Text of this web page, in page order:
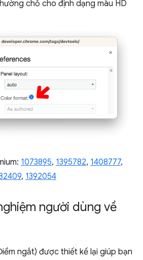
chỗ cho định dạng màu HD
1073895, 1395782, 1408777,
, 1392054
người dùng về
ngắt) được thiết kế lại giúp bạn